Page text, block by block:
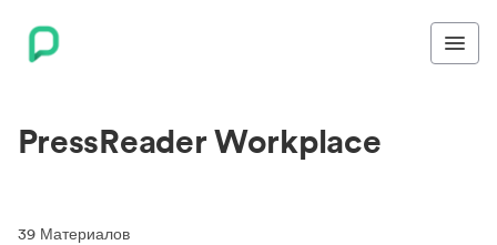
PressReader Workplace
39 Материалов